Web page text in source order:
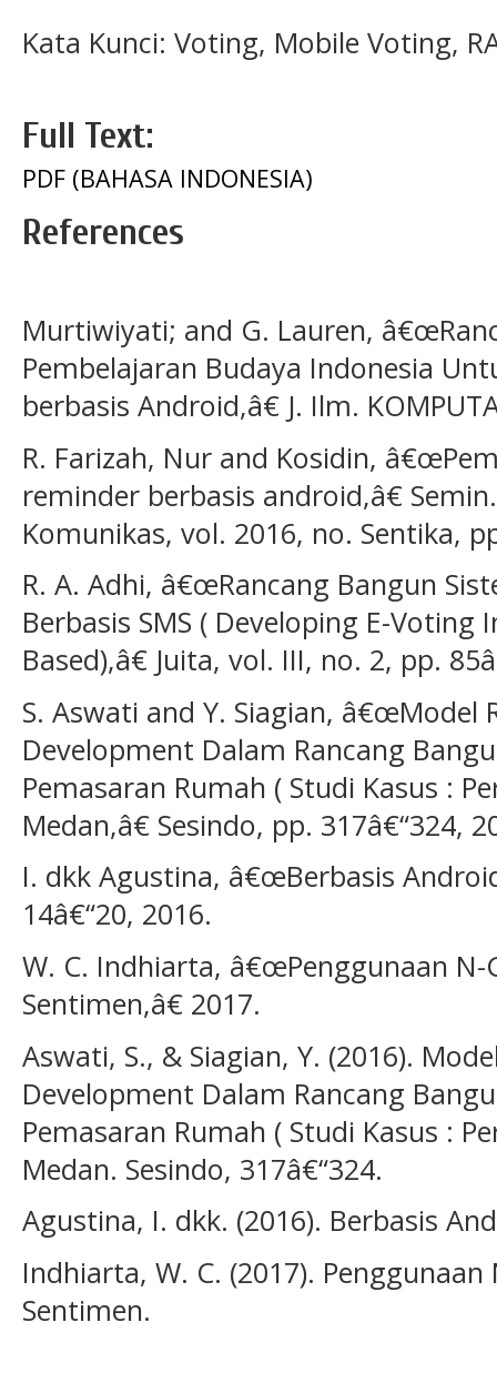
Kata Kunci: Voting, Mobile Voting,
Full Text:
PDF (BAHASA INDONESIA)
References
Murtiwiyati; and G. Lauren,
Pembelajaran Budaya Indonesia
berbasis Android,â€ J. Ilm.
R. Farizah, Nur and Kosidin,
reminder berbasis android,â€
Komunikas, vol. 2016, no. Sentika,
R. A. Adhi, â€œRancang Bangun
Berbasis SMS ( Developing E-
Based),â€ Juita, vol. III, no. 2, pp.
S. Aswati and Y. Siagian, â€œModel
Development Dalam Rancang
Pemasaran Rumah ( Studi Kasus :
Medan,â€ Sesindo, pp. 317â€“324,
I. dkk Agustina, â€œBerbasis
14â€“20, 2016.
W. C. Indhiarta, â€œPenggunaan N-
Sentimen,â€ 2017.
Aswati, S., & Siagian, Y. (2016).
Development Dalam Rancang
Pemasaran Rumah ( Studi Kasus :
Medan. Sesindo, 317â€“324.
Agustina, I. dkk. (2016). Berbasis
Indhiarta, W. C. (2017).
Sentimen.